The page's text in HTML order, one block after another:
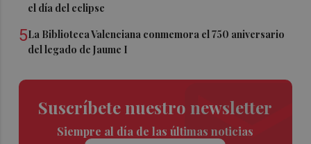
el día del eclipse
5La Biblioteca Valenciana conmemora el 750 aniversario
del legado de Jaume I
Suscríbete nuestro newsletter
Siempre al día de las últimas noticias